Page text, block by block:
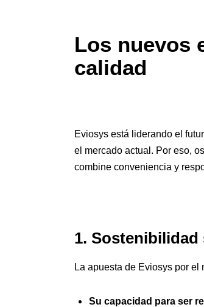
Los nuevos
calidad
Eviosys está liderando el
el mercado actual. Por eso,
combine conveniencia y
1.
La apuesta de Eviosys por
Su capacidad para ser